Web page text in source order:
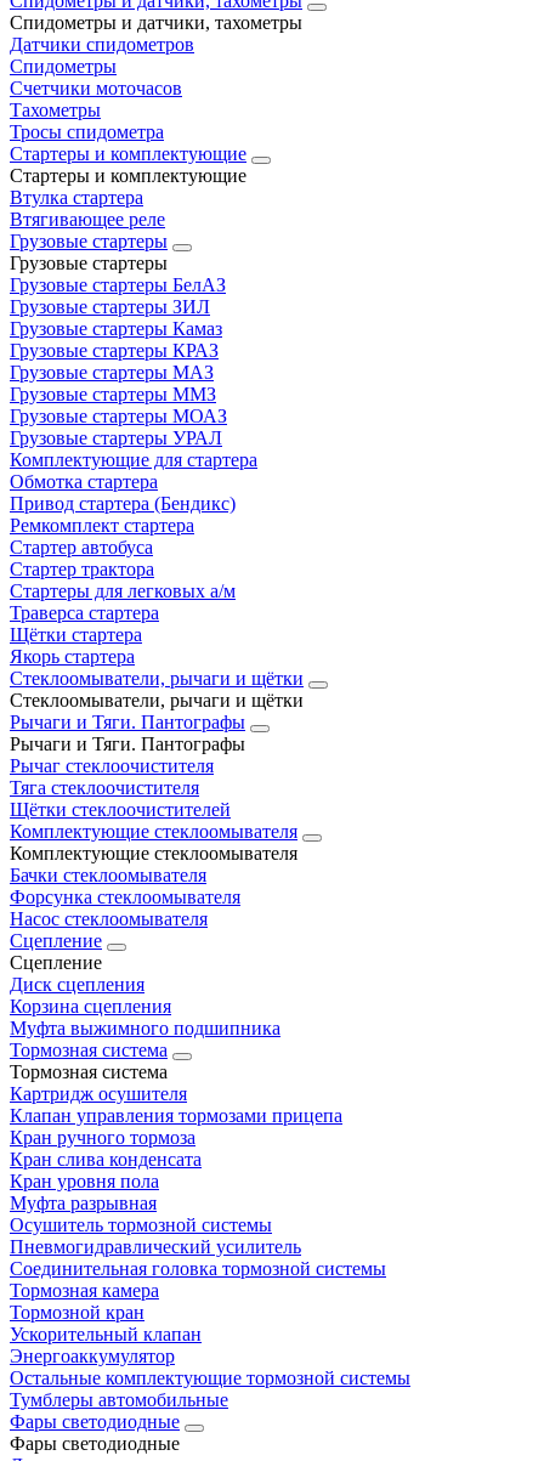
Спидометры и датчики, тахометры
Датчики спидометров
Спидометры
Счетчики моточасов
Тахометры
Тросы спидометра
Стартеры и комплектующие
Стартеры и комплектующие
Втулка стартера
Втягивающее реле
Грузовые стартеры
Грузовые стартеры
Грузовые стартеры БелАЗ
Грузовые стартеры ЗИЛ
Грузовые стартеры Камаз
Грузовые стартеры КРАЗ
Грузовые стартеры МАЗ
Грузовые стартеры ММЗ
Грузовые стартеры МОАЗ
Грузовые стартеры УРАЛ
Комплектующие для стартера
Обмотка стартера
Привод стартера (Бендикс)
Ремкомплект стартера
Стартер автобуса
Стартер трактора
Стартеры для легковых а/м
Траверса стартера
Щётки стартера
Якорь стартера
Стеклоомыватели, рычаги и щётки
Стеклоомыватели, рычаги и щётки
Рычаги и Тяги. Пантографы
Рычаги и Тяги. Пантографы
Рычаг стеклоочистителя
Тяга стеклоочистителя
Щётки стеклоочистителей
Комплектующие стеклоомывателя
Комплектующие стеклоомывателя
Бачки стеклоомывателя
Форсунка стеклоомывателя
Насос стеклоомывателя
Сцепление
Сцепление
Диск сцепления
Корзина сцепления
Муфта выжимного подшипника
Тормозная система
Тормозная система
Картридж осушителя
Клапан управления тормозами прицепа
Кран ручного тормоза
Кран слива конденсата
Кран уровня пола
Муфта разрывная
Осушитель тормозной системы
Пневмогидравлический усилитель
Соединительная головка тормозной системы
Тормозная камера
Тормозной кран
Ускорительный клапан
Энергоаккумулятор
Остальные комплектующие тормозной системы
Тумблеры автомобильные
Фары светодиодные
Фары светодиодные